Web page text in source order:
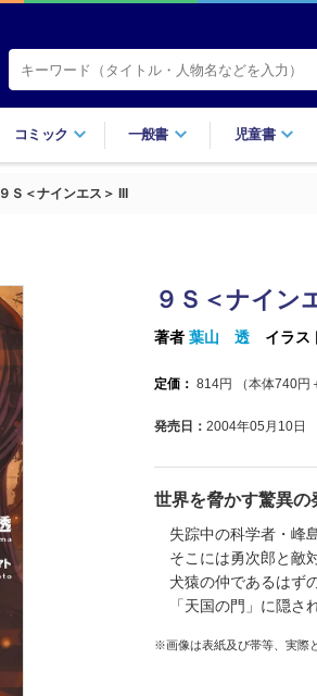
コミック 一般書 児童書
９Ｓ＜ナインエス＞ III
９Ｓ＜ナイン
著者 葉山 透 イラス
定価： 814円 （本体740円
発売日： 2004年05月10日
世界を脅かす驚異の
失踪中の科学者・峰
そこには勇次郎と敵
犬猿の仲であるはず
「天国の門」に隠さ
※画像は表紙及び帯等、実際